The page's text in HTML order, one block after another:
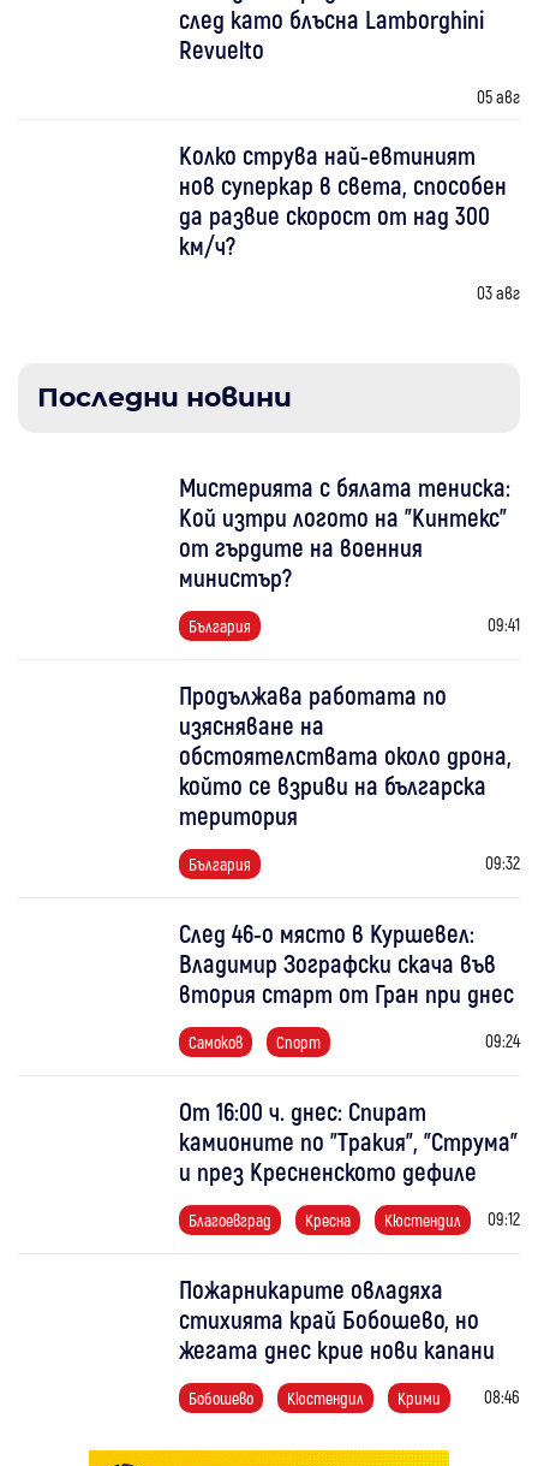
след като блъсна Lamborghini
Revuelto
05 авг
Колко струва най-евтиният
нов суперкар в света, способен
да развие скорост от над 300
км/ч?
03 авг
Последни новини
Мистерията с бялата тениска:
Кой изтри логото на "Кинтекс"
от гърдите на военния
министър?
България 09:41
Продължава работата по
изясняване на
обстоятелствата около дрона,
който се взриви на българска
територия
България 09:32
След 46-о място в Куршевел:
Владимир Зографски скача във
втория старт от Гран при днес
Самоков Спорт 09:24
От 16:00 ч. днес: Спират
камионите по "Тракия", "Струма"
и през Кресненското дефиле
Благоевград Кресна Кюстендил 09:12
Пожарникарите овладяха
стихията край Бобошево, но
жегата днес крие нови капани
Бобошево Кюстендил Крими 08:46